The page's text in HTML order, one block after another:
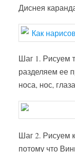
Диснея
Шаг 1. Рисуем
разделяем ее
носа, нос,
Шаг 2. Рисуем
потому что